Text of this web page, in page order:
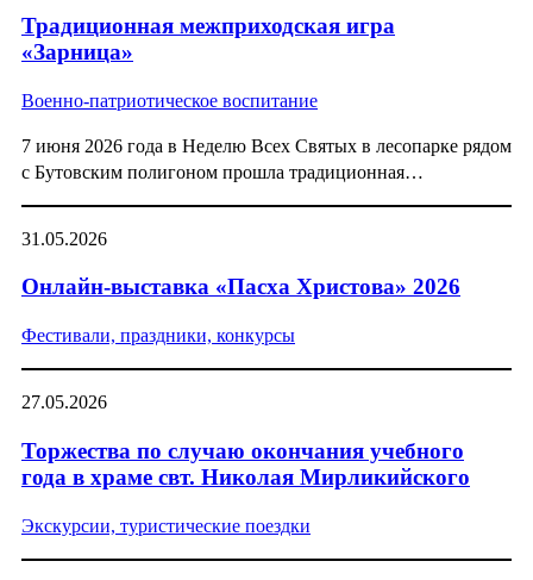
Традиционная межприходская игра
«Зарница»
Военно-патриотическое воспитание
7 июня 2026 года в Неделю Всех Святых в лесопарке рядом
с Бутовским полигоном прошла традиционная…
31.05.2026
Онлайн-выставка «Пасха Христова» 2026
Фестивали, праздники, конкурсы
27.05.2026
Торжества по случаю окончания учебного
года в храме свт. Николая Мирликийского
Экскурсии, туристические поездки